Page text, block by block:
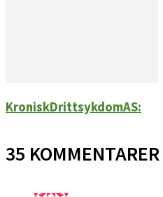
KroniskDrittsykdomAS:
35 KOMMENTARER